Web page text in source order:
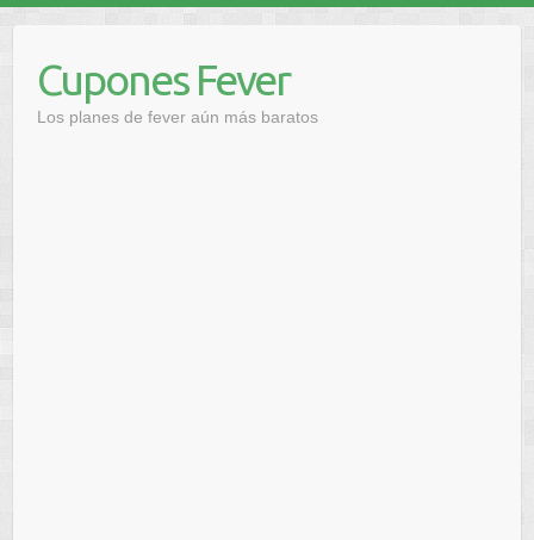
contenidoCupones Fever
Los planes de fever aún más baratos